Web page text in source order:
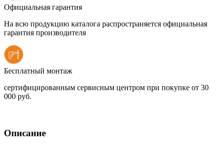
Официальная гарантия
На всю продукцию каталога распространяется официальная
гарантия производителя
Бесплатный монтаж
сертифицированным сервисным центром при покупке от 30
000 руб.
Описание